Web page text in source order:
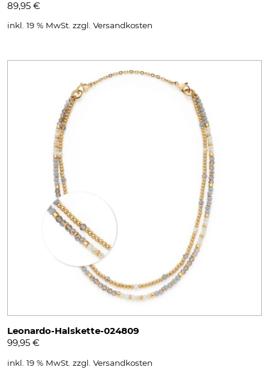
89,95 €
inkl. 19 % MwSt. zzgl. Versandkosten
Leonardo-Halskette-024809
99,95 €
inkl. 19 % MwSt. zzgl. Versandkosten